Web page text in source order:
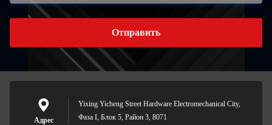
Отправить
Адрес
Yixing Yicheng Street Hardware Electromechanical City,
Фаза I, Блок 5, Район 3, 8071